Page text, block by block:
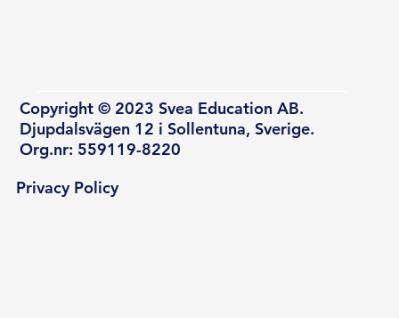
Copyright © 2023 Svea Education AB.
Djupdalsvägen 12 i Sollentuna, Sverige.
Org.nr: 559119-8220
Privacy Policy